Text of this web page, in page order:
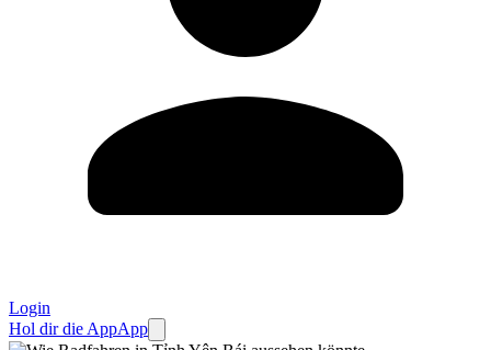
Login
Hol dir die AppApp